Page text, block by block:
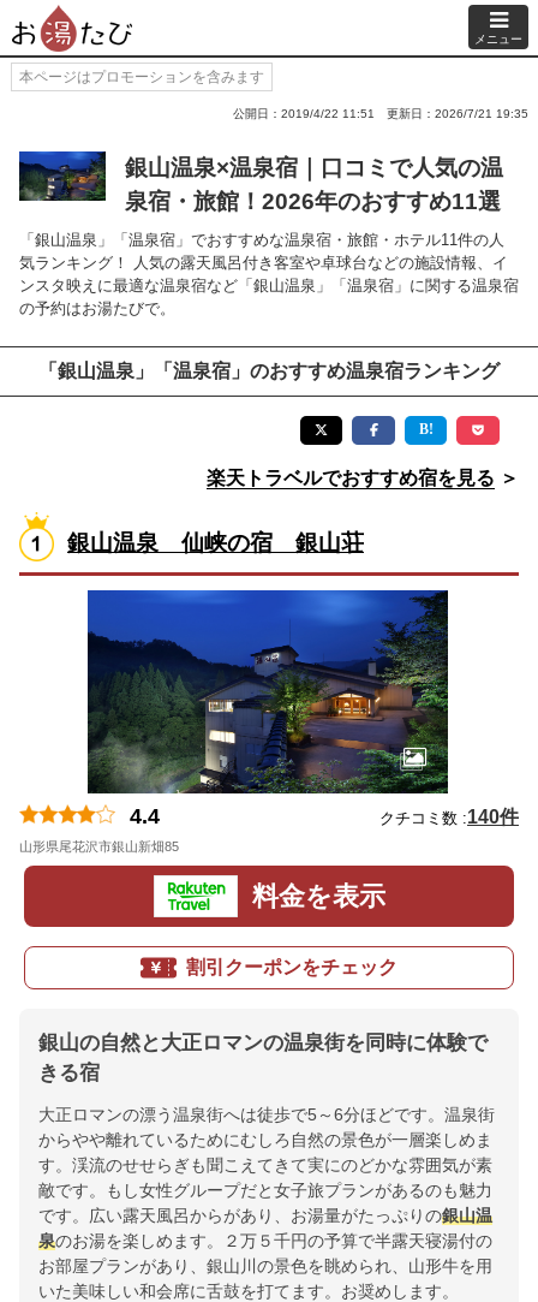
メニュー
本ページはプロモーションを含みます
公開日：2019/4/22 11:51 更新日：2026/7/21 19:35
銀山温泉×温泉宿｜口コミで人気の温
泉宿・旅館！2026年のおすすめ11選
「銀山温泉」「温泉宿」でおすすめな温泉宿・旅館・ホテル11件の人
気ランキング！ 人気の露天風呂付き客室や卓球台などの施設情報、イ
ンスタ映えに最適な温泉宿など「銀山温泉」「温泉宿」に関する温泉宿
の予約はお湯たびで。
「銀山温泉」「温泉宿」のおすすめ温泉宿ランキング
楽天トラベルでおすすめ宿を見る ＞
銀山温泉 仙峡の宿 銀山荘
4.4 クチコミ数 :140件
山形県尾花沢市銀山新畑85
料金を表示
割引クーポンをチェック
銀山の自然と大正ロマンの温泉街を同時に体験で
きる宿
大正ロマンの漂う温泉街へは徒歩で5～6分ほどです。温泉街
からやや離れているためにむしろ自然の景色が一層楽しめま
す。渓流のせせらぎも聞こえてきて実にのどかな雰囲気が素
敵です。もし女性グループだと女子旅プランがあるのも魅力
です。広い露天風呂からがあり、お湯量がたっぷりの銀山温
泉のお湯を楽しめます。２万５千円の予算で半露天寝湯付の
お部屋プランがあり、銀山川の景色を眺められ、山形牛を用
いた美味しい和会席に舌鼓を打てます。お奨めします。